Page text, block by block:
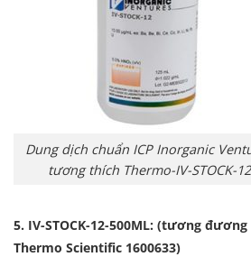
Dung dịch chuẩn ICP Inorganic
tương thích Thermo-IV-STOCK-12
5. IV-STOCK-12-500ML: (tương
Thermo Scientific 1600633)